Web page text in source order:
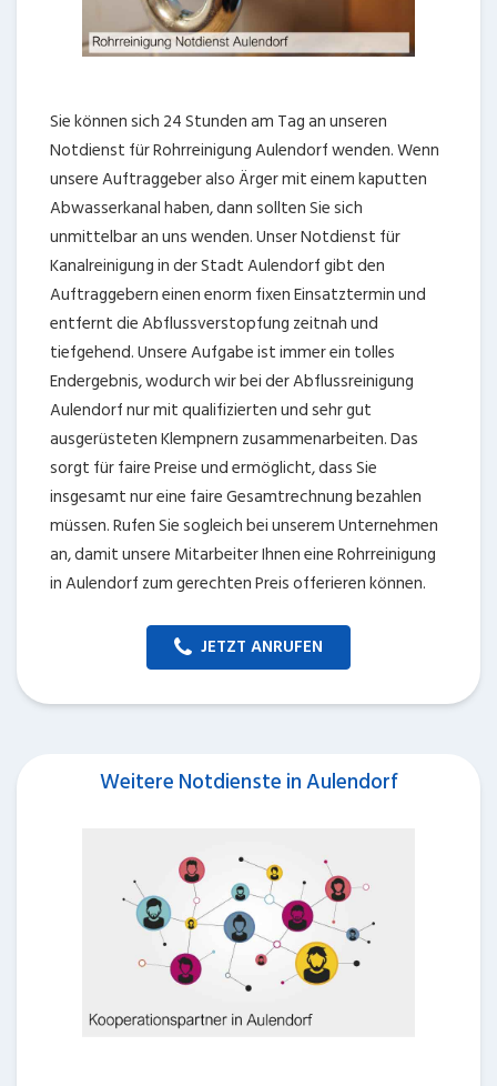
Sie können sich 24 Stunden am Tag an unseren
Notdienst für Rohrreinigung Aulendorf wenden. Wenn
unsere Auftraggeber also Ärger mit einem kaputten
Abwasserkanal haben, dann sollten Sie sich
unmittelbar an uns wenden. Unser Notdienst für
Kanalreinigung in der Stadt Aulendorf gibt den
Auftraggebern einen enorm fixen Einsatztermin und
entfernt die Abflussverstopfung zeitnah und
tiefgehend. Unsere Aufgabe ist immer ein tolles
Endergebnis, wodurch wir bei der Abflussreinigung
Aulendorf nur mit qualifizierten und sehr gut
ausgerüsteten Klempnern zusammenarbeiten. Das
sorgt für faire Preise und ermöglicht, dass Sie
insgesamt nur eine faire Gesamtrechnung bezahlen
müssen. Rufen Sie sogleich bei unserem Unternehmen
an, damit unsere Mitarbeiter Ihnen eine Rohrreinigung
in Aulendorf zum gerechten Preis offerieren können.
JETZT ANRUFEN
Weitere Notdienste in Aulendorf